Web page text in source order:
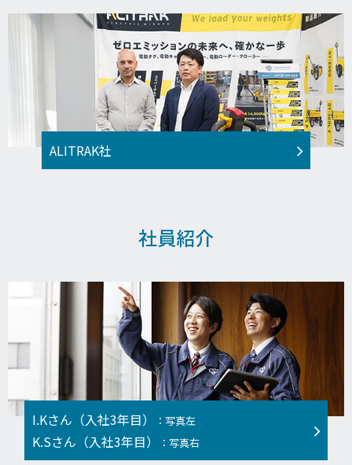
ALITRAK社
社員紹介
I.Kさん（入社3年目） ：写真左
K.Sさん（入社3年目） ：写真右